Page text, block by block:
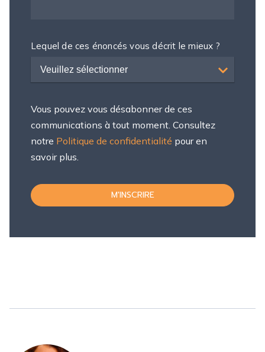
Lequel de ces énoncés vous décrit le mieux ?
Veuillez sélectionner
Vous pouvez vous désabonner de ces
communications à tout moment. Consultez
notre Politique de confidentialité pour en
savoir plus.